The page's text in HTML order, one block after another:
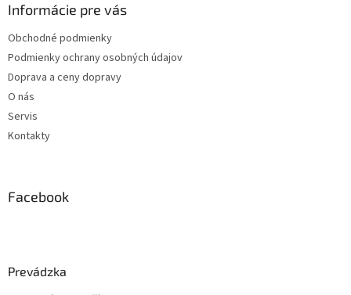
Informácie pre vás
Obchodné podmienky
Podmienky ochrany osobných údajov
Doprava a ceny dopravy
O nás
Servis
Kontakty
Facebook
Prevádzka